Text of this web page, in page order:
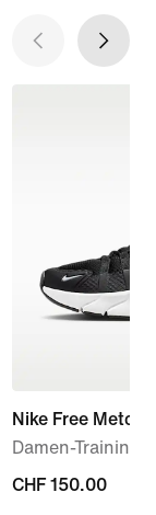
Nike Free
Damen-
CHF 150.00
CHF 150.00